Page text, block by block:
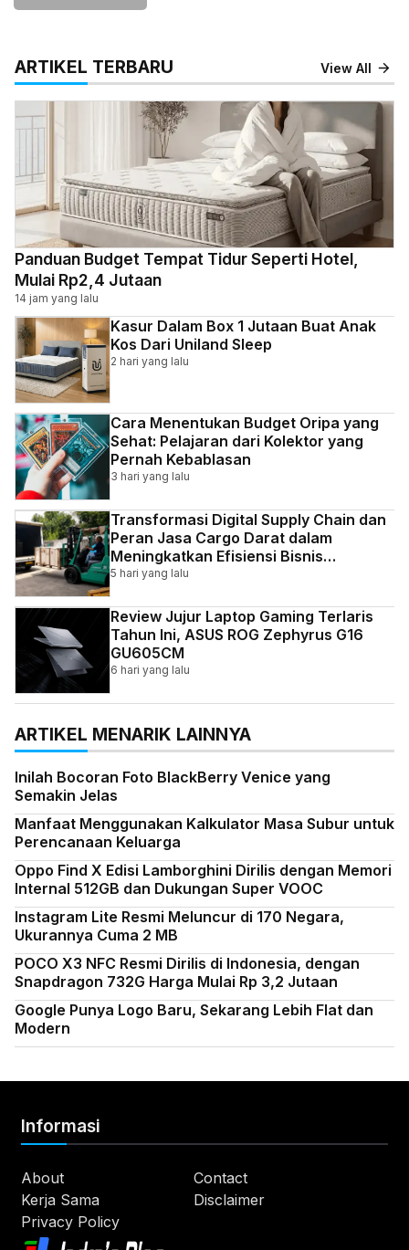
ARTIKEL TERBARU View All
Panduan Budget Tempat Tidur Seperti Hotel,
Mulai Rp2,4 Jutaan
14 jam yang lalu
Kasur Dalam Box 1 Jutaan Buat Anak
Kos Dari Uniland Sleep
2 hari yang lalu
Cara Menentukan Budget Oripa yang
Sehat: Pelajaran dari Kolektor yang
Pernah Kebablasan
3 hari yang lalu
Transformasi Digital Supply Chain dan
Peran Jasa Cargo Darat dalam
Meningkatkan Efisiensi Bisnis
Indonesia
5 hari yang lalu
Review Jujur Laptop Gaming Terlaris
Tahun Ini, ASUS ROG Zephyrus G16
GU605CM
6 hari yang lalu
ARTIKEL MENARIK LAINNYA
Inilah Bocoran Foto BlackBerry Venice yang
Semakin Jelas
Manfaat Menggunakan Kalkulator Masa Subur untuk
Perencanaan Keluarga
Oppo Find X Edisi Lamborghini Dirilis dengan Memori
Internal 512GB dan Dukungan Super VOOC
Instagram Lite Resmi Meluncur di 170 Negara,
Ukurannya Cuma 2 MB
POCO X3 NFC Resmi Dirilis di Indonesia, dengan
Snapdragon 732G Harga Mulai Rp 3,2 Jutaan
Google Punya Logo Baru, Sekarang Lebih Flat dan
Modern
Informasi
About
Contact
Kerja Sama
Disclaimer
Privacy Policy